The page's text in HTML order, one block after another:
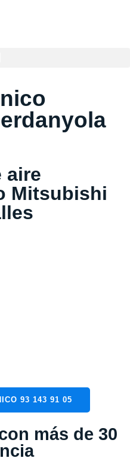
aire
Mitsubishi
93 143 91 05
más de 30